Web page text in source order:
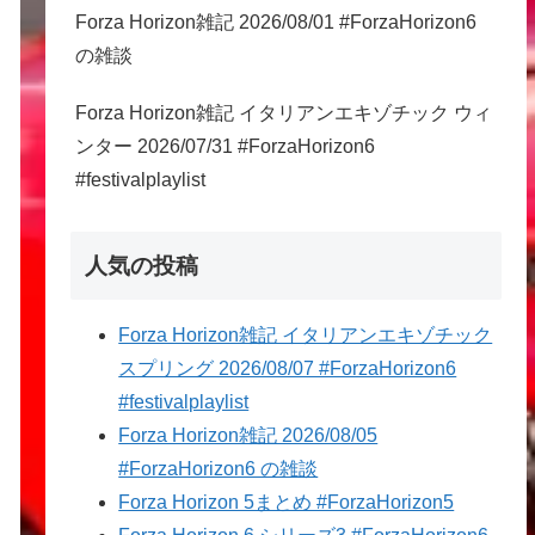
Forza Horizon雑記 2026/08/01 #ForzaHorizon6
の雑談
Forza Horizon雑記 イタリアンエキゾチック ウィ
ンター 2026/07/31 #ForzaHorizon6
#festivalplaylist
人気の投稿
Forza Horizon雑記 イタリアンエキゾチック
スプリング 2026/08/07 #ForzaHorizon6
#festivalplaylist
Forza Horizon雑記 2026/08/05
#ForzaHorizon6 の雑談
Forza Horizon 5まとめ #ForzaHorizon5